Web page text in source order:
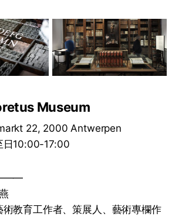
Museum
22, 2000 Antwerpen
日10:00-17:00
教育工作者、策展人、藝術專欄作